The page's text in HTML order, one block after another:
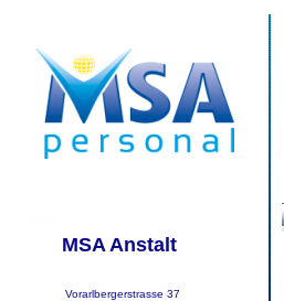
MSA Anstalt
Vorarlbergerstrasse 37